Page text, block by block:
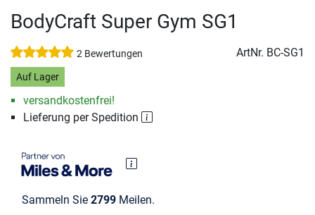
BodyCraft Super Gym SG1
2 Bewertungen ArtNr. BC-SG1
Auf Lager
versandkostenfrei!
Lieferung per Spedition
Sammeln Sie 2799 Meilen.